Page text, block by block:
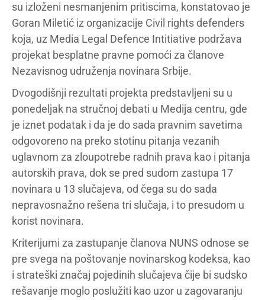
su izloženi nesmanjenim pritiscima, konstatovao je
Goran Miletić iz organizacije Civil rights defenders
koja, uz Media Legal Defence Intitiative podržava
projekat besplatne pravne pomoći za članove
Nezavisnog udruženja novinara Srbije.
Dvogodišnji rezultati projekta predstavljeni su u
ponedeljak na stručnoj debati u Medija centru, gde
je iznet podatak i da je do sada pravnim savetima
odgovoreno na preko stotinu pitanja vezanih
uglavnom za zloupotrebe radnih prava kao i pitanja
autorskih prava, dok se pred sudom zastupa 17
novinara u 13 slučajeva, od čega su do sada
nepravosnažno rešena tri slučaja, i to presudom u
korist novinara.
Kriterijumi za zastupanje članova NUNS odnose se
pre svega na poštovanje novinarskog kodeksa, kao
i strateški značaj pojedinih slučajeva čije bi sudsko
rešavanje moglo poslužiti kao uzor u zagovaranju